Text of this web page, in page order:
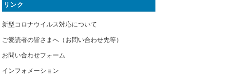
リンク
新型コロナウイルス対応について
ご愛読者の皆さまへ（お問い合わせ先等）
お問い合わせフォーム
インフォメーション